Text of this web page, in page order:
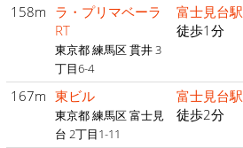
158m ラ・プリマベーラ
RT
東京都 練馬区 貫井 3
丁目6-4
富士見台駅
徒歩1分
167m 東ビル
東京都 練馬区 富士見
台 2丁目1-11
富士見台駅
徒歩2分